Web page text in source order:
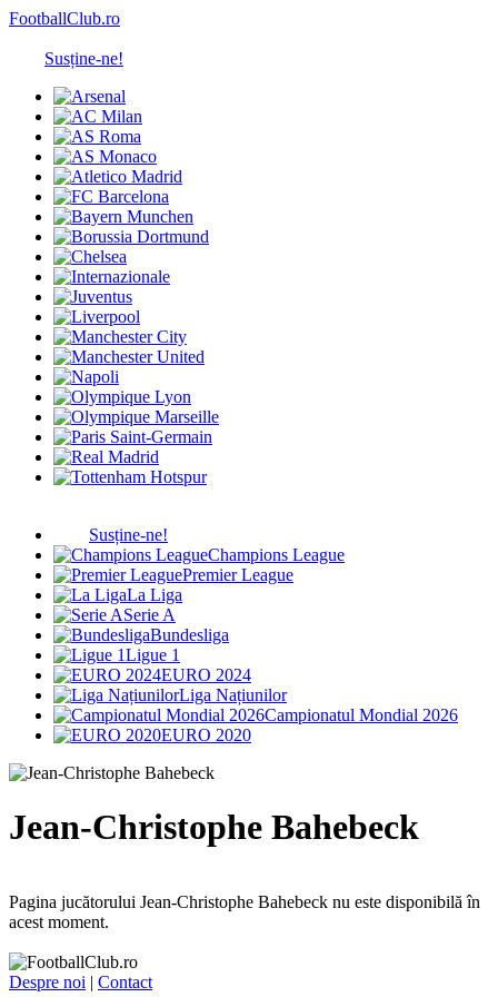
FootballClub.ro
Susține-ne!
Susține-ne!
Champions League
Premier League
La Liga
Serie A
Bundesliga
Ligue 1
EURO 2024
Liga Națiunilor
Campionatul Mondial 2026
EURO 2020
Jean-Christophe Bahebeck
Pagina jucătorului Jean-Christophe Bahebeck nu este disponibilă în
acest moment.
Despre noi | Contact